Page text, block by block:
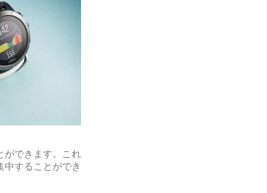
できます。
これ
中することができ